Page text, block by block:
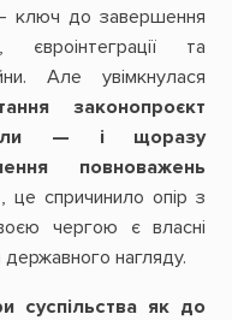
— ключ до завершення
євроінтеграції та
Але увімкнулася
законопроєкт
— і щоразу
повноважень
це спричинило опір з
чергою є власні
нагляду.
суспільства як до